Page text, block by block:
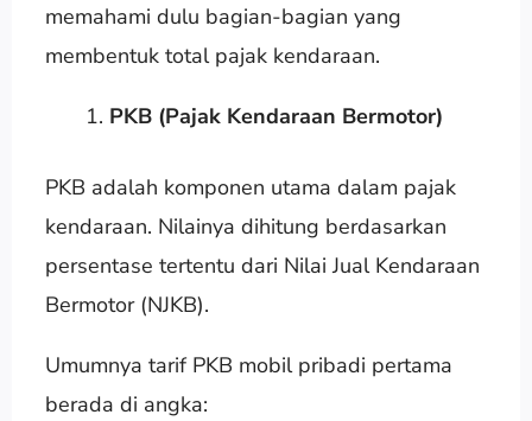
memahami dulu bagian-bagian yang
membentuk total pajak kendaraan.
PKB (Pajak Kendaraan Bermotor)
PKB adalah komponen utama dalam pajak
kendaraan. Nilainya dihitung berdasarkan
persentase tertentu dari Nilai Jual Kendaraan
Bermotor (NJKB).
Umumnya tarif PKB mobil pribadi pertama
berada di angka: